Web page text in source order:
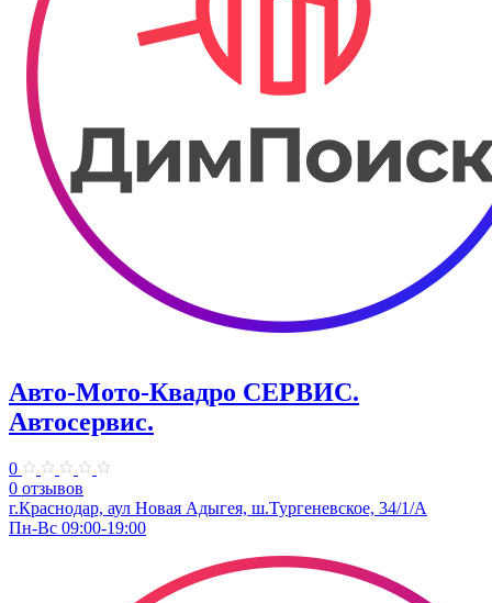
Авто-Мото-Квадро СЕРВИС.
Автосервис.
0
0 отзывов
г.Краснодар, аул Новая Адыгея, ш.Тургеневское, 34/1/А
Пн-Вс 09:00-19:00